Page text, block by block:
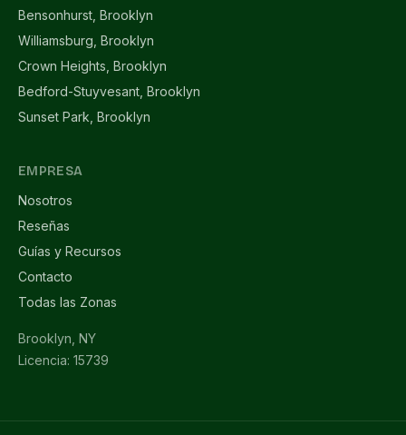
Bensonhurst, Brooklyn
Williamsburg, Brooklyn
Crown Heights, Brooklyn
Bedford-Stuyvesant, Brooklyn
Sunset Park, Brooklyn
EMPRESA
Nosotros
Reseñas
Guías y Recursos
Contacto
Todas las Zonas
Brooklyn, NY
Licencia: 15739